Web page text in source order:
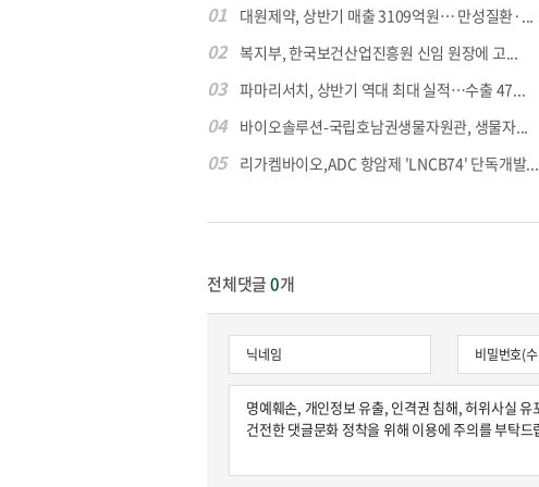
01 대원제약, 상반기 매출 3109억원… 만성질환·...
02 복지부, 한국보건산업진흥원 신임 원장에 고...
03 파마리서치, 상반기 역대 최대 실적…수출 47...
04 바이오솔루션-국립호남권생물자원관, 생물자...
05 리가켐바이오,ADC 항암제 'LNCB74' 단독개발...
전체댓글0개